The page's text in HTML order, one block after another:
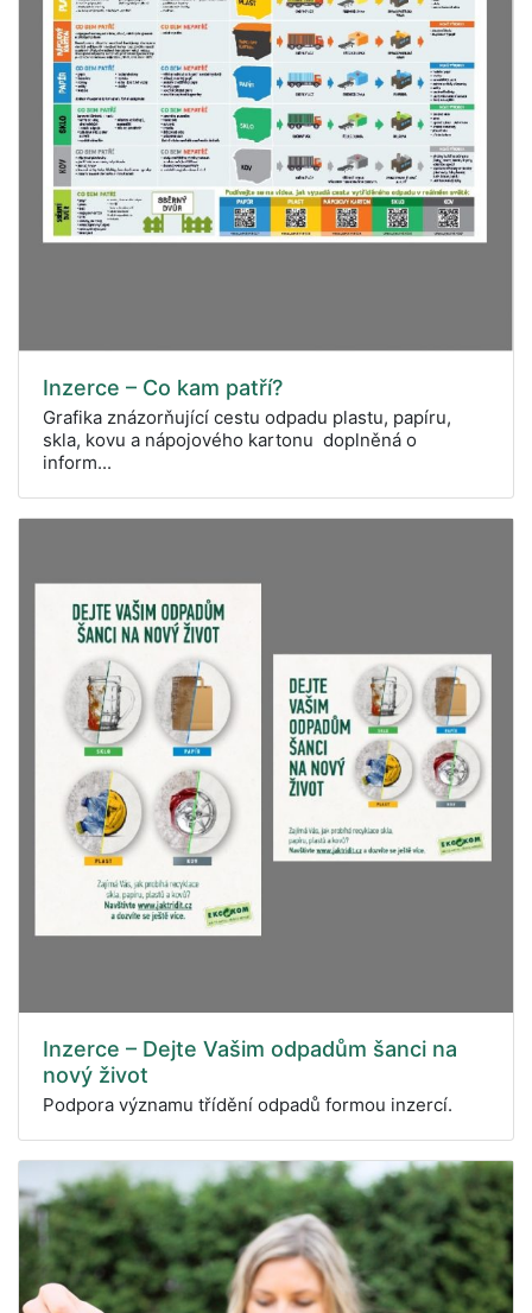
Inzerce – Co kam patří?
Grafika znázorňující cestu odpadu plastu, papíru,
skla, kovu a nápojového kartonu doplněná o
inform...
Inzerce – Dejte Vašim odpadům šanci na
nový život
Podpora významu třídění odpadů formou inzercí.